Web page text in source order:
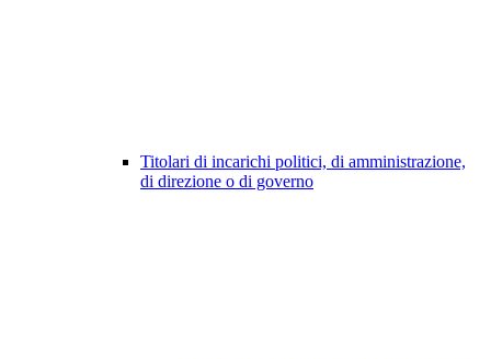
Titolari di incarichi politici, di amministrazione,
di direzione o di governo